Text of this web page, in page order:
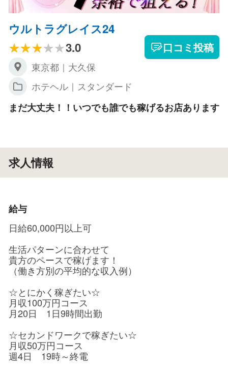
ウルトラグレイス24
3.0
口コミ投稿
東京都｜大久保
ホテヘル｜スタンダード
まだ大丈夫！！いつでも誰でも稼げるお店あります
求人情報
給与
日給60,000円以上可
生活パターンに合わせて
貴方のペースで稼げます！
（働き方別の平均的な収入例）
☆とにかく稼ぎたい☆
月収100万円コース
月20日 1日9時間出勤
☆セカンドワークで稼ぎたい☆
月収50万円コース
週4日 19時～終電